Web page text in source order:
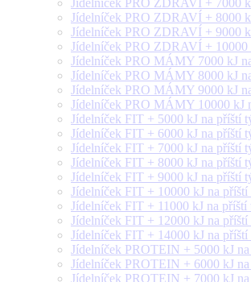
Jídelníček PRO ZDRAVÍ + 7000
Jídelníček PRO ZDRAVÍ + 8000
Jídelníček PRO ZDRAVÍ + 9000
Jídelníček PRO ZDRAVÍ + 10000
Jídelníček PRO MÁMY 7000 kJ
Jídelníček PRO MÁMY 8000 kJ
Jídelníček PRO MÁMY 9000 kJ
Jídelníček PRO MÁMY 10000 kJ
Jídelníček FIT + 5000 kJ na příští
Jídelníček FIT + 6000 kJ na příští
Jídelníček FIT + 7000 kJ na příští
Jídelníček FIT + 8000 kJ na příští
Jídelníček FIT + 9000 kJ na příští
Jídelníček FIT + 10000 kJ na příští
Jídelníček FIT + 11000 kJ na příští
Jídelníček FIT + 12000 kJ na příští
Jídelníček FIT + 14000 kJ na příští
Jídelníček PROTEIN + 5000 kJ
Jídelníček PROTEIN + 6000 kJ
Jídelníček PROTEIN + 7000 kJ